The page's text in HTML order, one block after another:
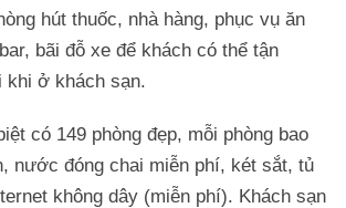
hút thuốc, nhà hàng, phục vụ ăn
bãi đỗ xe để khách có thể tận
khi ở khách sạn.
có 149 phòng đẹp, mỗi phòng bao
nước đóng chai miễn phí, két sắt, tủ
không dây (miễn phí). Khách sạn